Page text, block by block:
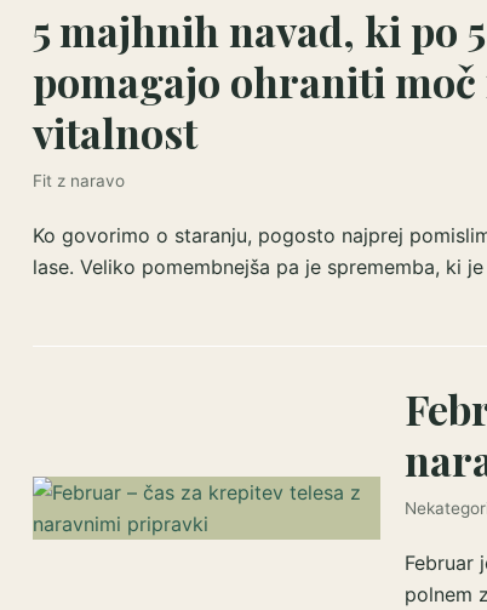
5 majhnih navad, ki po
pomagajo ohraniti moč
vitalnost
Fit z naravo
Ko govorimo o staranju, pogosto najprej
lase. Veliko pomembnejša pa je sprememba, ki
Februar
polnem